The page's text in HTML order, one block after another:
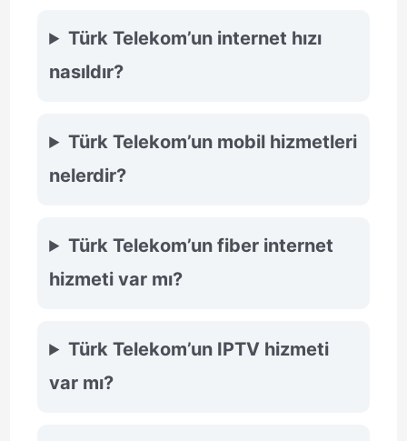
Türk Telekom’un internet hızı
nasıldır?
Türk Telekom’un mobil hizmetleri
nelerdir?
Türk Telekom’un fiber internet
hizmeti var mı?
Türk Telekom’un IPTV hizmeti
var mı?